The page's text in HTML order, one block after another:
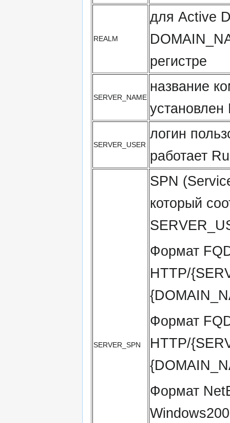
REALM
для Active
регистре
SERVER_NAME
название
SERVER_USER
логин
работает
SERVER_SPN
SPN
который
Формат
HTTP/
Формат
HTTP/
Формат